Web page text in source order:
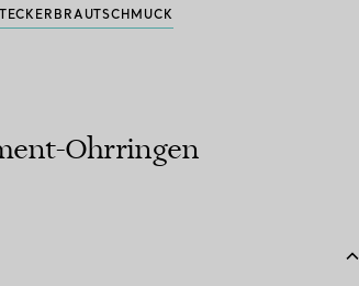
BRAUTSCHMUCK
Ohrringen